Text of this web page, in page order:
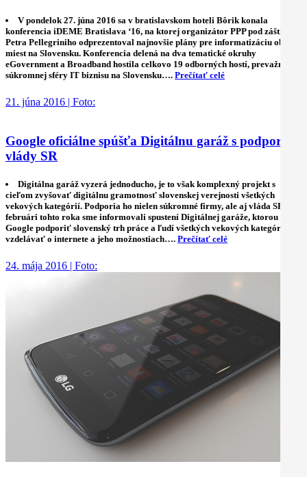
V pondelok 27. júna 2016 sa v bratislavskom hoteli Bôrik konala
konferencia iDEME Bratislava ‘16, na ktorej organizátor PPP pod záštitou
Petra Pellegriniho odprezentoval najnovšie plány pre informatizáciu obcí a
miest na Slovensku. Konferencia delená na dva tematické okruhy
eGovernment a Broadband hostila celkovo 19 odborných hostí, prevažne zo
súkromnej sféry IT biznisu na Slovensku…. Prečítať celé
21. júna 2016 | Foto:
Google oficiálne spúšťa Digitálnu garáž s podporou
vlády SR
Digitálna garáž vyzerá jednoducho, je to však komplexný projekt s
cieľom zvyšovať digitálnu gramotnosť slovenskej verejnosti všetkých
vekových kategórií. Podporia ho nielen súkromné firmy, ale aj vláda SR. Vo
februári tohto roka sme informovali spustení Digitálnej garáže, ktorou chce
Google podporiť slovenský trh práce a ľudí všetkých vekových kategórii
vzdelávať o internete a jeho možnostiach…. Prečítať celé
24. mája 2016 | Foto: